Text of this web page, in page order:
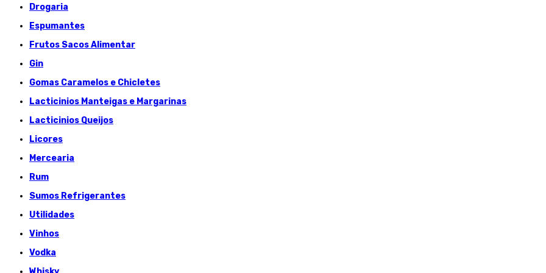
Drogaria
Espumantes
Frutos Sacos Alimentar
Gin
Gomas Caramelos e Chicletes
Lacticinios Manteigas e Margarinas
Lacticinios Queijos
Licores
Mercearia
Rum
Sumos Refrigerantes
Utilidades
Vinhos
Vodka